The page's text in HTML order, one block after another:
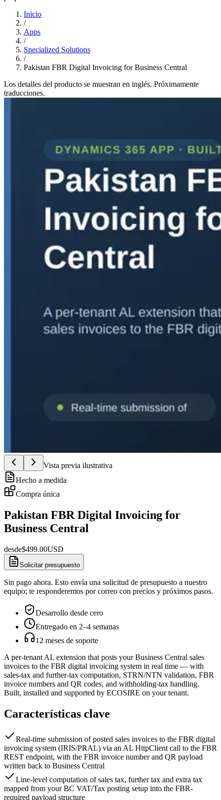
Inicio
/
Apps
/
Specialized Solutions
/
Pakistan FBR Digital Invoicing for Business Central
Los detalles del producto se muestran en inglés. Próximamente
traducciones.
Vista previa ilustrativa
Hecho a medida
Compra única
Pakistan FBR Digital Invoicing for
Business Central
desde$499.00USD
Solicitar presupuesto
Sin pago ahora. Esto envía una solicitud de presupuesto a nuestro
equipo; te responderemos por correo con precios y próximos pasos.
Desarrollo desde cero
Entregado en 2–4 semanas
12 meses de soporte
A per-tenant AL extension that posts your Business Central sales
invoices to the FBR digital invoicing system in real time — with
sales-tax and further-tax computation, STRN/NTN validation, FBR
invoice numbers and QR codes, and withholding-tax handling.
Built, installed and supported by ECOSIRE on your tenant.
Características clave
Real-time submission of posted sales invoices to the FBR digital
invoicing system (IRIS/PRAL) via an AL HttpClient call to the FBR
REST endpoint, with the FBR invoice number and QR payload
written back to Business Central
Line-level computation of sales tax, further tax and extra tax
mapped from your BC VAT/Tax posting setup into the FBR-
required payload structure